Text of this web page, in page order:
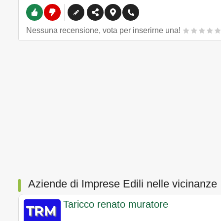
Nessuna recensione, vota per inserirne una!
Aziende di Imprese Edili nelle vicinanze
Taricco renato muratore